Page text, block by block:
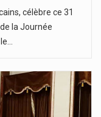
célèbre ce 31
la Journée